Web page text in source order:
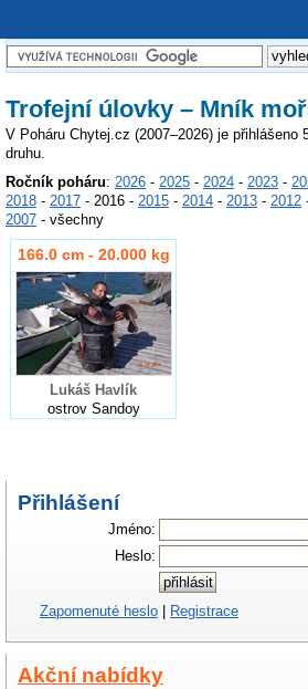
Trofejní úlovky – Mník
V Poháru Chytej.cz (2007–2026) je přihlášeno
druhu.
Ročník poháru: 2026 - 2025 - 2024 - 2023 -
2018 - 2017 - 2016 - 2015 - 2014 - 2013 - 2012
2007 - všechny
166.0 cm - 20.000 kg
Lukáš Havlík
ostrov Sandoy
Přihlášení
Jméno:
Heslo:
Zapomenuté heslo Registrace
Akční nabídky